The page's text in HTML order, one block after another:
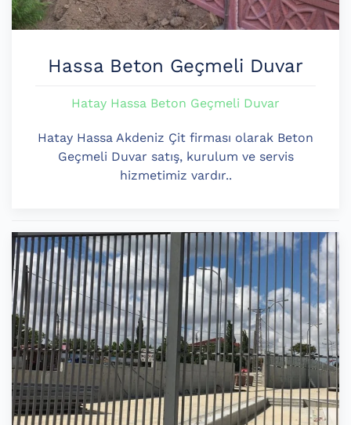
Hassa Beton Geçmeli Duvar
Hatay Hassa Beton Geçmeli Duvar
Hatay Hassa Akdeniz Çit firması olarak Beton
Geçmeli Duvar satış, kurulum ve servis
hizmetimiz vardır..